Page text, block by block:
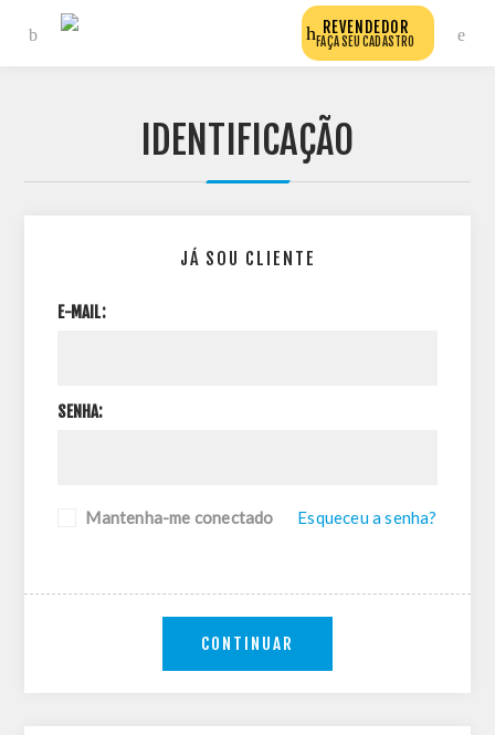
REVENDEDOR
FAÇA SEU CADASTRO
IDENTIFICAÇÃO
JÁ SOU CLIENTE
E-MAIL:
SENHA:
Mantenha-me conectado Esqueceu a senha?
CONTINUAR